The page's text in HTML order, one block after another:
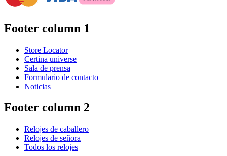
Footer column 1
Store Locator
Certina universe
Sala de prensa
Formulario de contacto
Noticias
Footer column 2
Relojes de caballero
Relojes de señora
Todos los relojes